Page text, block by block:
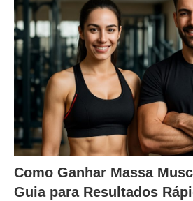
Como Ganhar Massa
Guia para Resultados